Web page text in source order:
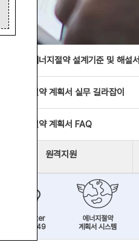
건축물 에너지절약 설계기준 및 해설서
에너지 절약 계획서 실무 길라잡이
에너지 절약 계획서 FAQ
원격지원
Call Center
1588-9849
에너지절약
계획서 시스템